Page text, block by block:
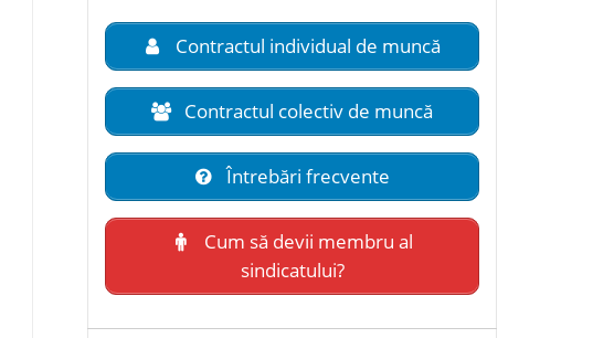
Contractul individual de muncă
Contractul colectiv de muncă
Întrebări frecvente
Cum să devii membru al
sindicatului?